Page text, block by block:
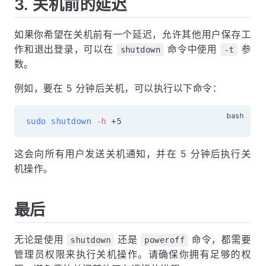
3. 关机前的延迟
如果你希望在关机前有一个延迟，允许其他用户保存工
作和退出登录，可以在
shutdown 命令中使用 -t
参
数。
例如，要在 5 分钟后关机，可以执行以下命令：
sudo shutdown -h
这会向所有用户发送关机通知，并在 5 分钟后执行关
机操作。
最后
无论是使用 shutdown 还是 poweroff
命令，都需要
管理员权限来执行关机操作。请确保你拥有足够的权